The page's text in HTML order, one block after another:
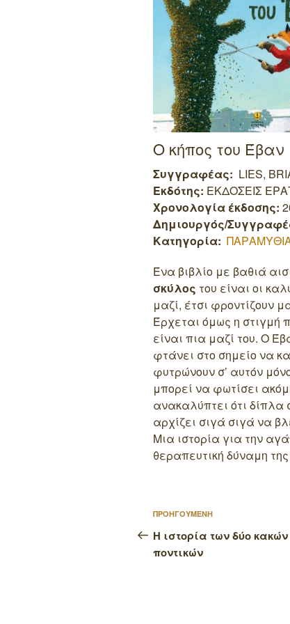
Ο κήπος του Έβαν
Συγγραφέας: LIES,
Εκδότης: ΕΚΔΟΣΕΙΣ
Χρονολογία έκδοσης:
Δημιουργός/
Κατηγορία:
Ένα βιβλίο με βαθιά
σκύλος του είναι οι
μαζί, έτσι φροντίζουν
Έρχεται όμως η στιγμή
είναι πια μαζί του. Ο
φτάνει στο σημείο να
φυτρώνουν σ’ αυτόν
μπορεί να φωτίσει
ανακαλύπτει ότι
αρχίζει σιγά σιγά να
Μια ιστορία για την
θεραπευτική δύναμη
Πλοήγηση
άρθρων
Προηγούμενο
άρθρο
ΠΡΟΗΓΟΥΜΕΝΗ
Η ιστορία των δύο κακών
ποντικών